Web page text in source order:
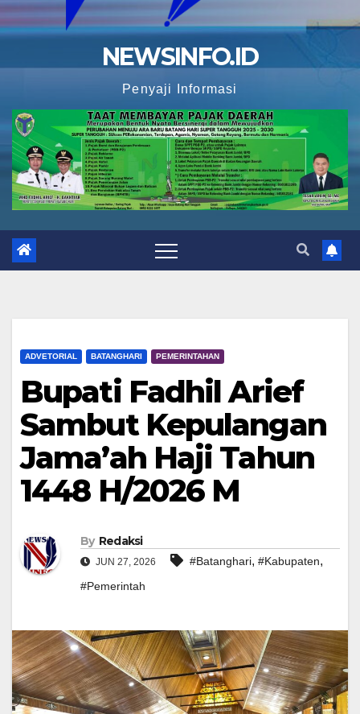
NEWSINFO.ID
Penyaji Informasi
ADVETORIAL BATANGHARI PEMERINTAHAN
Bupati Fadhil Arief
Sambut Kepulangan
Jama’ah Haji Tahun
1448 H/2026 M
By Redaksi
JUN 27, 2026 #Batanghari, #Kabupaten,
#Pemerintah